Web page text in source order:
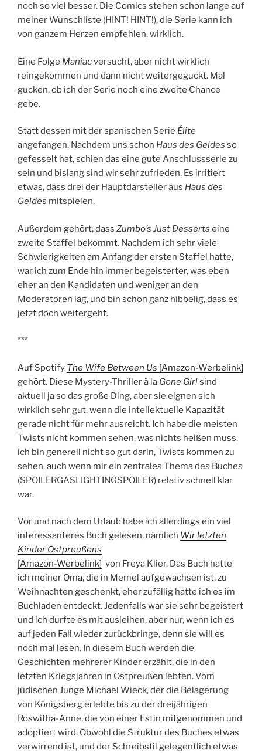
noch so viel besser. Die Comics stehen schon lange auf
meiner Wunschliste (HINT! HINT!), die Serie kann ich
von ganzem Herzen empfehlen, wirklich.
Eine Folge Maniacversucht, aber nicht wirklich
reingekommen und dann nicht weitergeguckt. Mal
gucken, ob ich der Serie noch eine zweite Chance
gebe.
Statt dessen mit der spanischen Serie Élite
angefangen. Nachdem uns schon Haus des Geldes so
gefesselt hat, schien das eine gute Anschlussserie zu
sein und bislang sind wir sehr zufrieden. Es irritiert
etwas, dass drei der Hauptdarsteller aus Haus des
Geldes mitspielen.
Außerdem gehört, dass Zumbo’s Just Desserts eine
zweite Staffel bekommt. Nachdem ich sehr viele
Schwierigkeiten am Anfang der ersten Staffel hatte,
war ich zum Ende hin immer begeisterter, was eben
eher an den Kandidaten und weniger an den
Moderatoren lag, und bin schon ganz hibbelig, dass es
jetzt doch weitergeht.
***
Auf Spotify The Wife Between Us [Amazon-Werbelink]
gehört. Diese Mystery-Thriller à la Gone Girlsind
aktuell ja so das große Ding, aber sie eignen sich
wirklich sehr gut, wenn die intellektuelle Kapazität
gerade nicht für mehr ausreicht. Ich habe die meisten
Twists nicht kommen sehen, was nichts heißen muss,
ich bin generell nicht so gut darin, Twists kommen zu
sehen, auch wenn mir ein zentrales Thema des Buches
(SPOILERGASLIGHTINGSPOILER) relativ schnell klar
war.
Vor und nach dem Urlaub habe ich allerdings ein viel
interessanteres Buch gelesen, nämlich Wir letzten
Kinder Ostpreußens
[Amazon-Werbelink] von Freya Klier. Das Buch hatte
ich meiner Oma, die in Memel aufgewachsen ist, zu
Weihnachten geschenkt, eher zufällig hatte ich es im
Buchladen entdeckt. Jedenfalls war sie sehr begeistert
und ich durfte es mit ausleihen, aber nur, wenn ich es
auf jeden Fall wieder zurückbringe, denn sie will es
noch mal lesen. In diesem Buch werden die
Geschichten mehrerer Kinder erzählt, die in den
letzten Kriegsjahren in Ostpreußen lebten. Vom
jüdischen Junge Michael Wieck, der die Belagerung
von Königsberg erlebte bis zu der dreijährigen
Roswitha-Anne, die von einer Estin mitgenommen und
adoptiert wird. Obwohl die Struktur des Buches etwas
verwirrend ist, und der Schreibstil gelegentlich etwas